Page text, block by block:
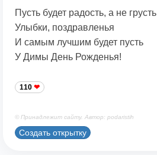
Пусть будет радость, а не грусть
Улыбки, поздравленья
И самым лучшим будет пусть
У Димы День Рожденья!
110
© Принадлежит сайту. Автор: podaristih
Создать открытку